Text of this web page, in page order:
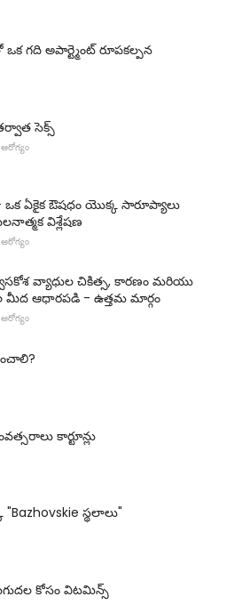
ఒక గది అపార్ట్మెంట్ రూపకల్పన
సెక్స్
ఒక ఏకైక ఔషధం యొక్క సారూప్యాలు
విశ్లేషణ
వ్యాధుల చికిత్స, కారణం మరియు
మీద ఆధారపడి - ఉత్తమ మార్గం
కార్టూన్లు
స్థలాలు"
కోసం విటమిన్స్